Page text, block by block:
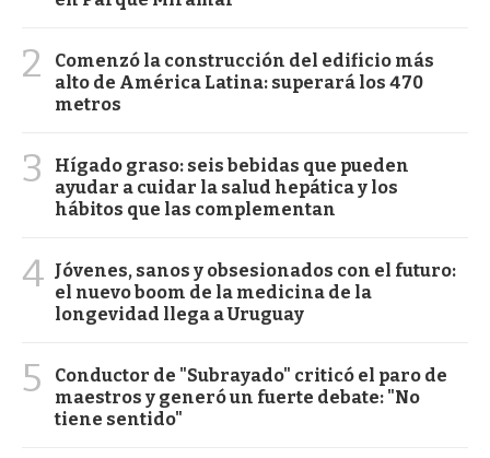
2
Comenzó la construcción del edificio más
alto de América Latina: superará los 470
metros
3
Hígado graso: seis bebidas que pueden
ayudar a cuidar la salud hepática y los
hábitos que las complementan
4 Jóvenes, sanos y obsesionados con el futuro:
el nuevo boom de la medicina de la
longevidad llega a Uruguay
5
Conductor de "Subrayado" criticó el paro de
maestros y generó un fuerte debate: "No
tiene sentido"